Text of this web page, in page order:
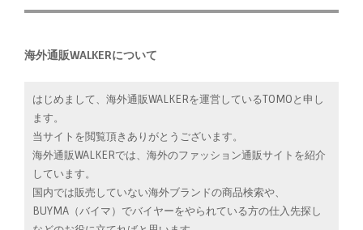
海外通販WALKERについて
はじめまして、海外通販WALKERを運営しているTOMOと申し
ます。
当サイトを閲覧頂きありがとうございます。
海外通販WALKERでは、海外のファッション通販サイトを紹介
しています。
国内では販売していない海外ブランドの商品検索や、
BUYMA（バイマ）でバイヤーをやられている方の仕入先探し